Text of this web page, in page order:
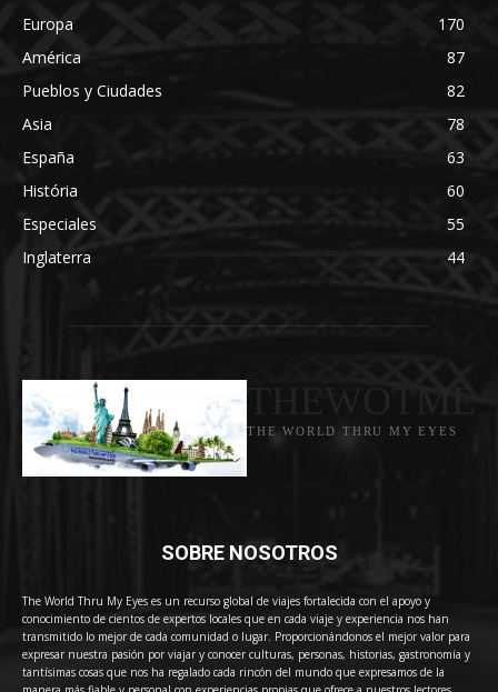
Europa
170
América
87
Pueblos y Ciudades
82
Asia
78
España
63
História
60
Especiales
55
Inglaterra
44
THE WORLD THRU MY EYES
SOBRE NOSOTROS
The World Thru My Eyes es un recurso global de viajes fortalecida con el apoyo y
conocimiento de cientos de expertos locales que en cada viaje y experiencia nos han
transmitido lo mejor de cada comunidad o lugar. Proporcionándonos el mejor valor para
expresar nuestra pasión por viajar y conocer culturas, personas, historias, gastronomía y
tantísimas cosas que nos ha regalado cada rincón del mundo que expresamos de la